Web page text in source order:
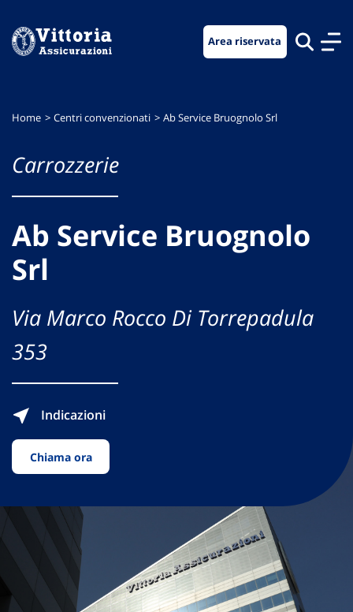
menu
contenuto
footer
Area riservata
Home Centri convenzionati Ab Service Bruognolo Srl
Carrozzerie
Ab Service Bruognolo
Srl
Via Marco Rocco Di Torrepadula
353
Indicazioni
Chiama ora